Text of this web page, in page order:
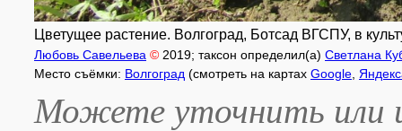
Цветущее растение. Волгоград, Ботсад ВГСПУ, в
Любовь Савельева © 2019; таксон определил(а) Светлана
Место съёмки: Волгоград (смотреть на картах Google
Можете уточнить или